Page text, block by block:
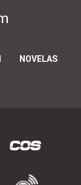
NOVELAS